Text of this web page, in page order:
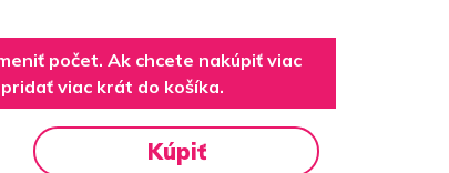
počet. Ak chcete nakúpiť viac
viac krát do košíka.
Kúpiť